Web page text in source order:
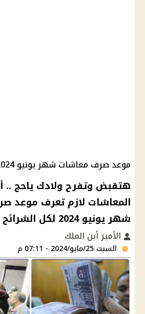
موعد صرف معاشات شهر يونيو 2024 لكل الشرائح
هتقبض وتفرح ولادك ياحج ..
المعاشات لازم تعرف موعد
شهر يونيو 2024 لكل الشرائح
الأمير أبن الملك
السبت 25/مايو/2024 - 07:11 م